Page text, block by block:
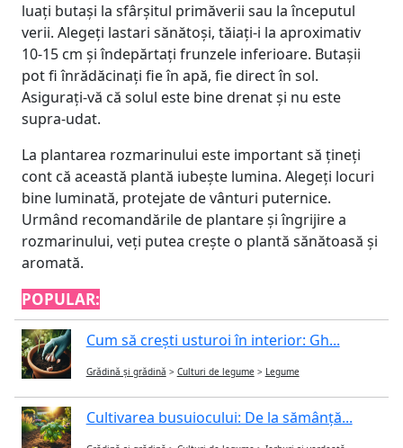
luați butași la sfârșitul primăverii sau la începutul
verii. Alegeți lastari sănătoși, tăiați-i la aproximativ
10-15 cm și îndepărtați frunzele inferioare. Butașii
pot fi înrădăcinați fie în apă, fie direct în sol.
Asigurați-vă că solul este bine drenat și nu este
supra-udat.
La plantarea rozmarinului este important să țineți
cont că această plantă iubește lumina. Alegeți locuri
bine luminată, protejate de vânturi puternice.
Urmând recomandările de plantare și îngrijire a
rozmarinului, veți putea crește o plantă sănătoasă și
aromată.
POPULAR:
Cum să crești usturoi în interior: Gh...
Grădină și grădină > Culturi de legume > Legume
Cultivarea busuiocului: De la sămânță...